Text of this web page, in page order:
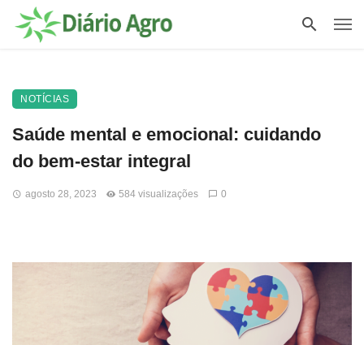
NOTÍCIAS
Saúde mental e emocional: cuidando
do bem-estar integral
agosto 28, 2023 584 visualizações 0